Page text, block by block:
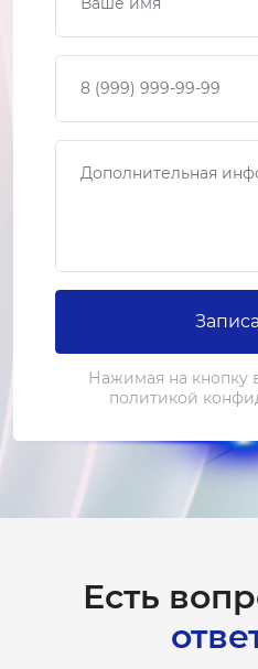
2-3 часа
от 3 500 ₽
Замена экрана
3-4 часа
от 6 000 ₽
от 4 000 ₽
Ваш телефон
Сообщение
Нажимая на кнопку
политикой
Есть